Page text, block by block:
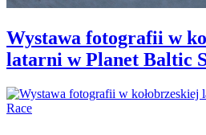
Wystawa fotografii w
latarni w Planet Baltic